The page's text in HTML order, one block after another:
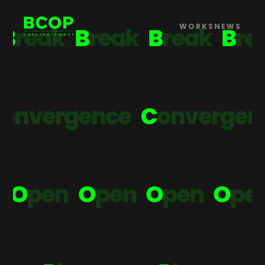
BCOP Entertainment (브콥 엔
WORKS NEWS
Break Break Break Br
vergence C onvergenc
Open Open Open Ope